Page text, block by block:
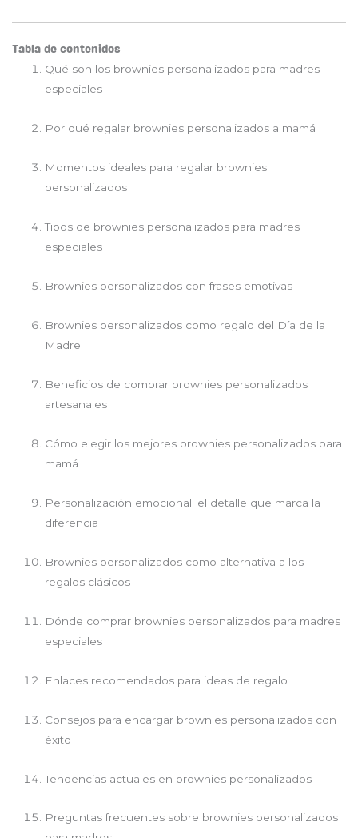
Tabla de contenidos
Qué son los brownies personalizados para madres
especiales
Por qué regalar brownies personalizados a mamá
Momentos ideales para regalar brownies
personalizados
Tipos de brownies personalizados para madres
especiales
Brownies personalizados con frases emotivas
Brownies personalizados como regalo del Día de la
Madre
Beneficios de comprar brownies personalizados
artesanales
Cómo elegir los mejores brownies personalizados para
mamá
Personalización emocional: el detalle que marca la
diferencia
Brownies personalizados como alternativa a los
regalos clásicos
Dónde comprar brownies personalizados para madres
especiales
Enlaces recomendados para ideas de regalo
Consejos para encargar brownies personalizados con
éxito
Tendencias actuales en brownies personalizados
Preguntas frecuentes sobre brownies personalizados